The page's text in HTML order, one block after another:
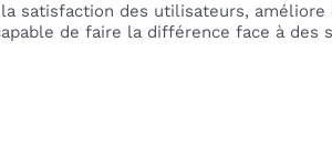
satisfaction des utilisateurs,
de faire la différence face à